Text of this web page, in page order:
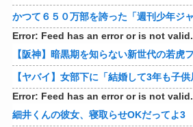
Error: Feed has an error or is not valid.
Error: Feed has an error or is not valid.
細井くんの彼女、寝取らせOKだってよ3